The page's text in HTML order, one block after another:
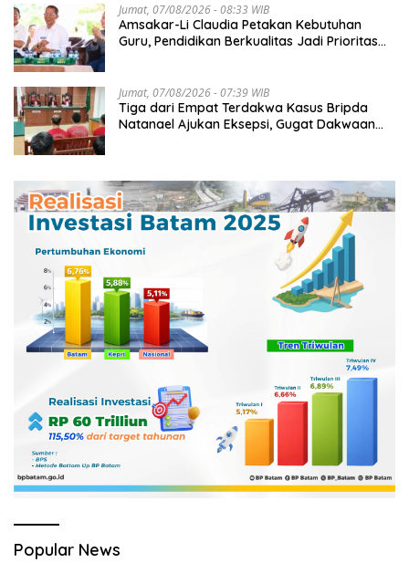
Jumat, 07/08/2026 - 08:33 WIB
Amsakar-Li Claudia Petakan Kebutuhan
Guru, Pendidikan Berkualitas Jadi Prioritas
Jumat, 07/08/2026 - 07:39 WIB
Tiga dari Empat Terdakwa Kasus Bripda
Natanael Ajukan Eksepsi, Gugat Dakwaan
Popular News